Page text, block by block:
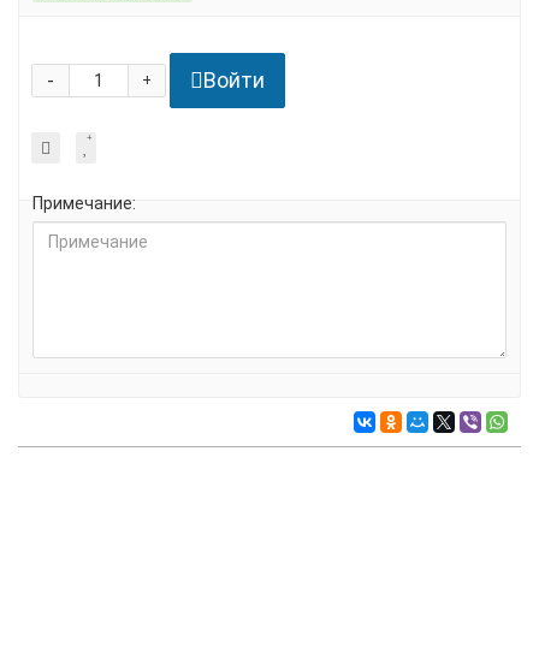
+
- Войти
Примечание: